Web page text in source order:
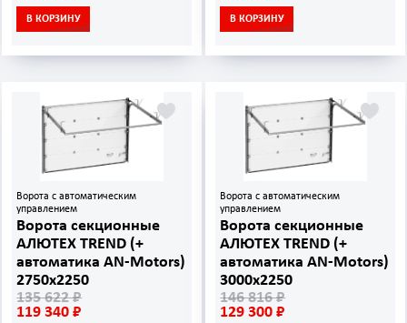
В КОРЗИНУ В КОРЗИНУ
Ворота с автоматическим
управлением
Ворота секционные
АЛЮТЕХ TREND (+
автоматика AN‑Motors)
2750х2250
135 622 ₽
119 340 ₽
Ворота с автоматическим
управлением
Ворота секционные
АЛЮТЕХ TREND (+
автоматика AN‑Motors)
3000х2250
146 816 ₽
129 300 ₽